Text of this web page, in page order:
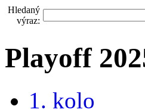
Hledaný
výraz:
Playoff
1. kolo